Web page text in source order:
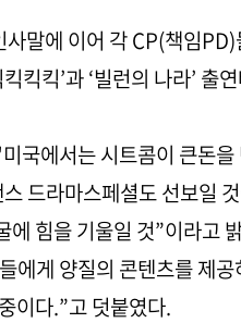
말에 이어 각 CP(책임
킥킥’과 ‘빌런의 나라’ 출
국에서는 시트콤이 큰돈
드라마스페셜도 선보일
에 힘을 기울일 것”이라고
에게 양질의 콘텐츠를 제
이다.”고 덧붙였다.